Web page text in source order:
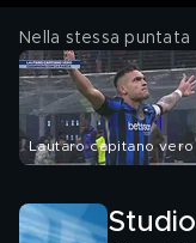
Nella stessa puntata
Lautaro capitano vero